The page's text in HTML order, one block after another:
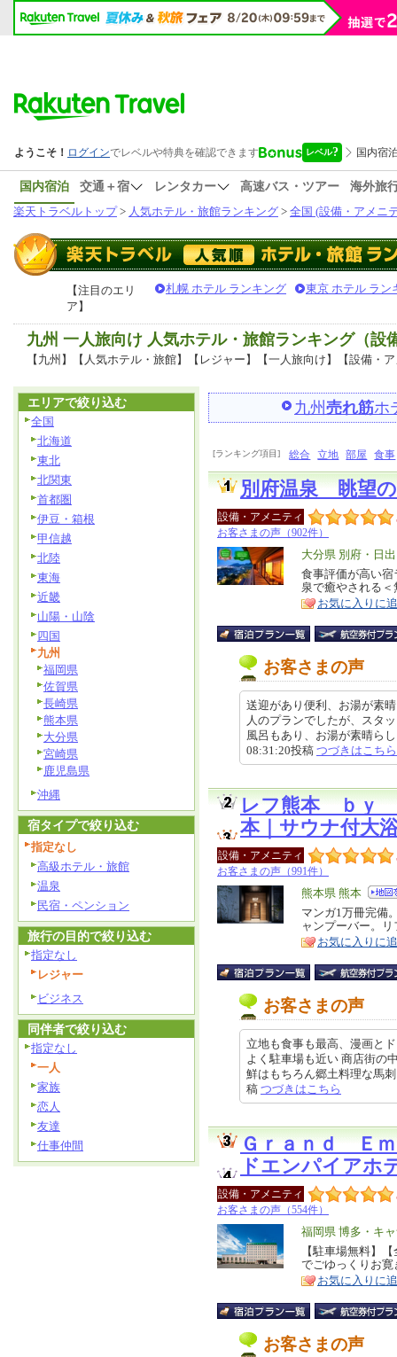
国内宿泊 交通＋宿 レンタカー 高速バス・ツアー
海外旅
楽天トラベルトップ> 人気ホテル・旅館ランキング > 全国 (設備・アメニ
【注目のエリ
ア】
札幌 ホテル ランキング 東京 ホテル ラン
九州 一人旅向け 人気ホテル・旅館ランキング（設
【九州】【人気ホテル・旅館】【レジャー】【一人旅向け】【設備・
九州 売れ筋ホ
[ランキング項目] 総合 立地 部屋 食事
別府温泉 眺望
設備・アメニティ
お客さまの声（902件）
エ
リ
ア
大分県 別府・日出
特
徴
食事評価が高い
泉で癒やされる
お気に入りに
お客さまの声
送迎があり便利、お湯が素
人のプランでしたが、スタ
風呂もあり、お湯が素晴ら
08:31:20投稿 つづきはこちら
レフ熊本 ｂｙ
本｜サウナ付大
設備・アメニティ
お客さまの声（991件）
エ
リ
ア
熊本県 熊本
特
徴
マンガ1万冊完備
ャンプーバー。
お気に入りに
お客さまの声
立地も食事も最高、漫画と
よく駐車場も近い 商店街の
鮮はもちろん郷土料理な馬
稿 つづきはこちら
Ｇｒａｎｄ Ｅ
ドエンパイアホ
設備・アメニティ
お客さまの声（554件）
エ
リ
ア
福岡県 博多・キ
特
徴
【駐車場無料】
でごゆっくりお寛
お気に入りに
お客さまの声
エリアで絞り込む
全国
北海道
東北
北関東
首都圏
伊豆・箱根
甲信越
北陸
東海
近畿
山陽・山陰
四国
九州
福岡県
佐賀県
長崎県
熊本県
大分県
宮崎県
鹿児島県
沖縄
宿タイプで絞り込む
指定なし
高級ホテル・旅館
温泉
民宿・ペンション
旅行の目的で絞り込む
指定なし
レジャー
ビジネス
同伴者で絞り込む
指定なし
一人
家族
恋人
友達
仕事仲間